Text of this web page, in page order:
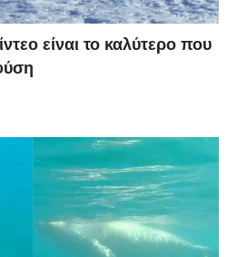
είναι το καλύτερο που